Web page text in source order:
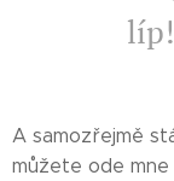
líp!
A samozřejmě
můžete ode